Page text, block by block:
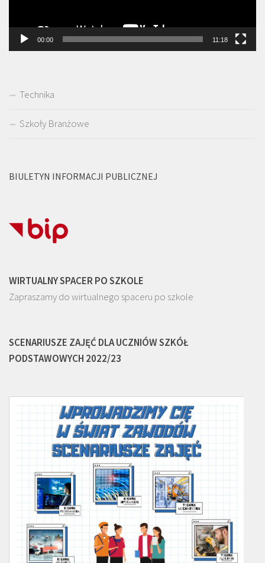
00:00 11:18
Technika
Szkoły Branżowe
BIULETYN INFORMACJI PUBLICZNEJ
WIRTUALNY SPACER PO SZKOLE
Zapraszamy do wirtualnego spaceru po szkole
SCENARIUSZE ZAJĘĆ DLA UCZNIÓW SZKÓŁ
PODSTAWOWYCH 2022/23